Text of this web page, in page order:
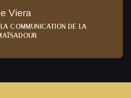
Viera
COMMUNICATION DE LA